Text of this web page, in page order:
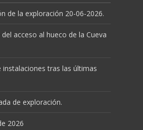
de la exploración 20-06-2026.
acceso al hueco de la Cueva
instalaciones tras las últimas
de exploración.
2026